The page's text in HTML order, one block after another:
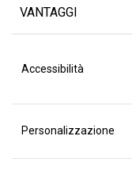
VANTAGGI
Accessibilità
Personalizzazione